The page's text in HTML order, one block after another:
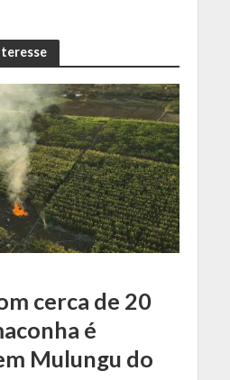
cerca de 20
é
Mulungu do